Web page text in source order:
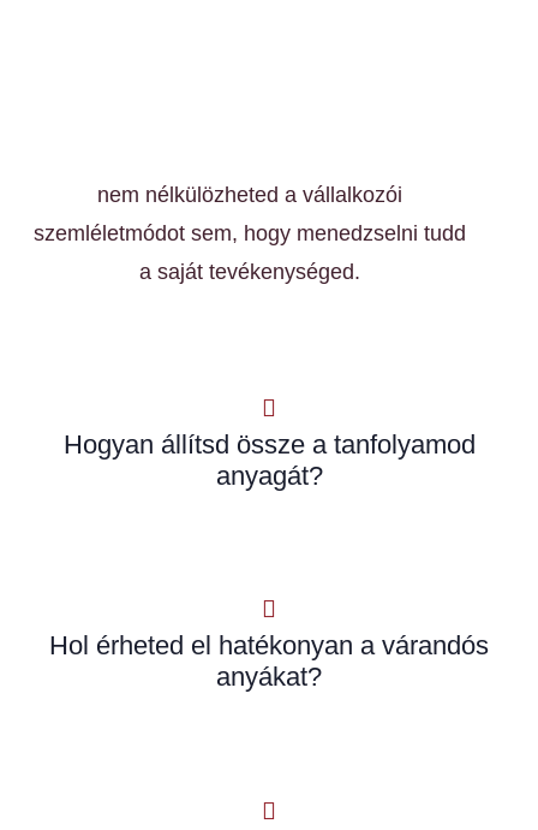
nem nélkülözheted a vállalkozói
szemléletmódot sem, hogy menedzselni tudd
a saját tevékenységed.
Hogyan állítsd össze a tanfolyamod
anyagát?
Hol érheted el hatékonyan a várandós
anyákat?